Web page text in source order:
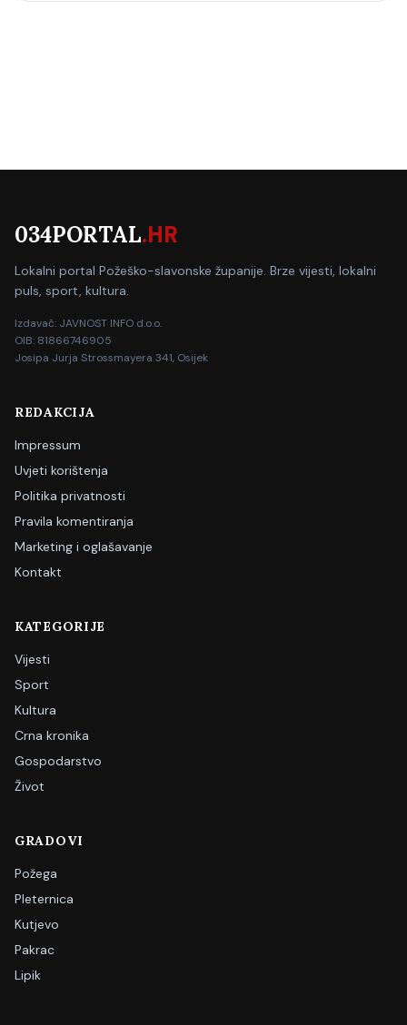
034PORTAL.HR
Lokalni portal Požeško-slavonske županije. Brze vijesti, lokalni
puls, sport, kultura.
Izdavač: JAVNOST INFO d.o.o.
OIB: 81866746905
Josipa Jurja Strossmayera 341, Osijek
REDAKCIJA
Impressum
Uvjeti korištenja
Politika privatnosti
Pravila komentiranja
Marketing i oglašavanje
Kontakt
KATEGORIJE
Vijesti
Sport
Kultura
Crna kronika
Gospodarstvo
Život
GRADOVI
Požega
Pleternica
Kutjevo
Pakrac
Lipik